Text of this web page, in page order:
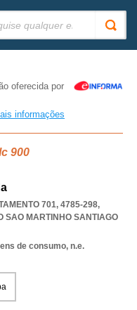
oferecida por
informações
900
701, 4785-298,
SAO MARTINHO SANTIAGO
de consumo, n.e.